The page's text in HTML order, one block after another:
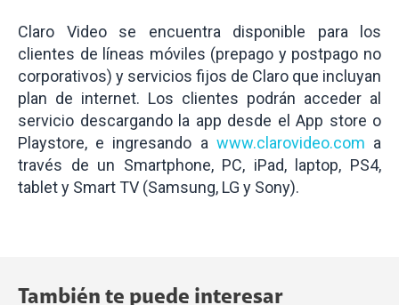
Claro Video se encuentra disponible para los
clientes de líneas móviles (prepago y postpago no
corporativos) y servicios fijos de Claro que incluyan
plan de internet. Los clientes podrán acceder al
servicio descargando la app desde el App store o
Playstore, e ingresando a www.clarovideo.com a
través de un Smartphone, PC, iPad, laptop, PS4,
tablet y Smart TV (Samsung, LG y Sony).
También te puede interesar